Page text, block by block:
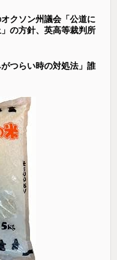
クソン州議会「公道に
の方針、英高等裁判所
つらい時の対処法」誰